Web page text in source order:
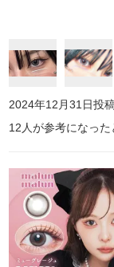
中で1可愛いですね
て感じの色です。
合わせると一気にド
にも「お人形さんみ
で、綺麗に瞳を強調
🫶 •個人的に二枚目
白っぽく色が抜ける
たので、迷ってる
2024年12月31日投
12 人が参考になっ